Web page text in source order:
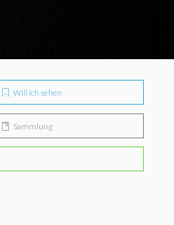
Will ich sehen
Sammlung